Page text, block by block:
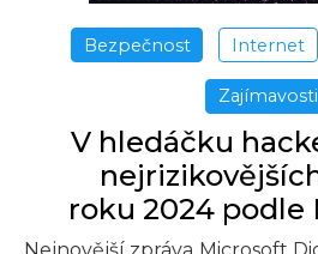
Bezpečnost Internet
Zajímavosti
V hledáčku
roku 2024 podle
Nejnovější zpráva Microsoft